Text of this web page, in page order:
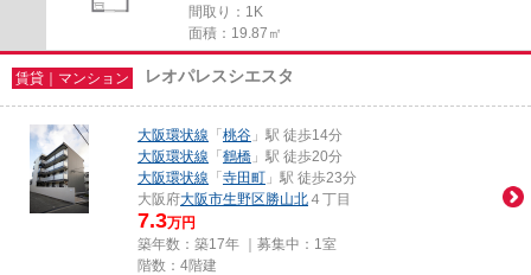
間取り：1K
面積：19.87㎡
賃貸｜マンション レオパレスシエスタ
大阪環状線 「 桃谷 」駅 徒歩14分
大阪環状線 「 鶴橋 」駅 徒歩20分
大阪環状線 「 寺田町 」駅 徒歩23分
大阪府大阪市生野区勝山北 ４丁目
7.3万円
築年数：築17年 ｜募集中： 1室
階数：4階建